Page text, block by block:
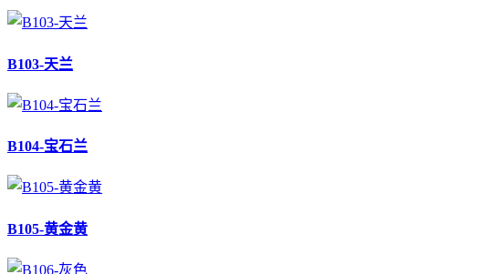
B103-天兰
B104-宝石兰
B105-黄金黄